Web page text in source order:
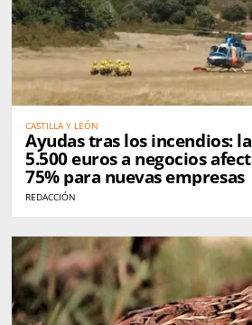
CASTILLA Y LEÓN
Ayudas tras los incendios:
5.500 euros a negocios
75% para nuevas empresas
REDACCIÓN